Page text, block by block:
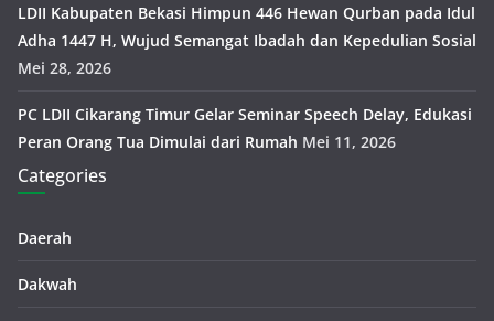
LDII Kabupaten Bekasi Himpun 446 Hewan Qurban pada Idul
Adha 1447 H, Wujud Semangat Ibadah dan Kepedulian Sosial
Mei 28, 2026
PC LDII Cikarang Timur Gelar Seminar Speech Delay, Edukasi
Peran Orang Tua Dimulai dari Rumah Mei 11, 2026
Categories
Daerah
Dakwah